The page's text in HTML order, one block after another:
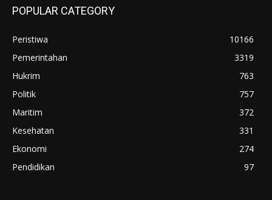
POPULAR CATEGORY
Peristiwa
10166
Pemerintahan
3319
Hukrim
763
Politik
757
Maritim
372
Kesehatan
331
Ekonomi
274
Pendidikan
97